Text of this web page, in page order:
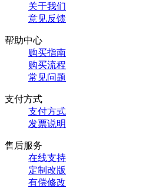
关于我们
意见反馈
帮助中心
购买指南
购买流程
常见问题
支付方式
支付方式
发票说明
售后服务
在线支持
定制改版
有偿修改